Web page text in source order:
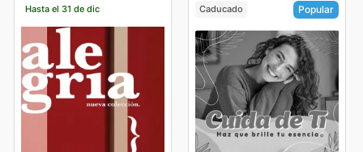
Hasta el 31 de dic Caducado Popular